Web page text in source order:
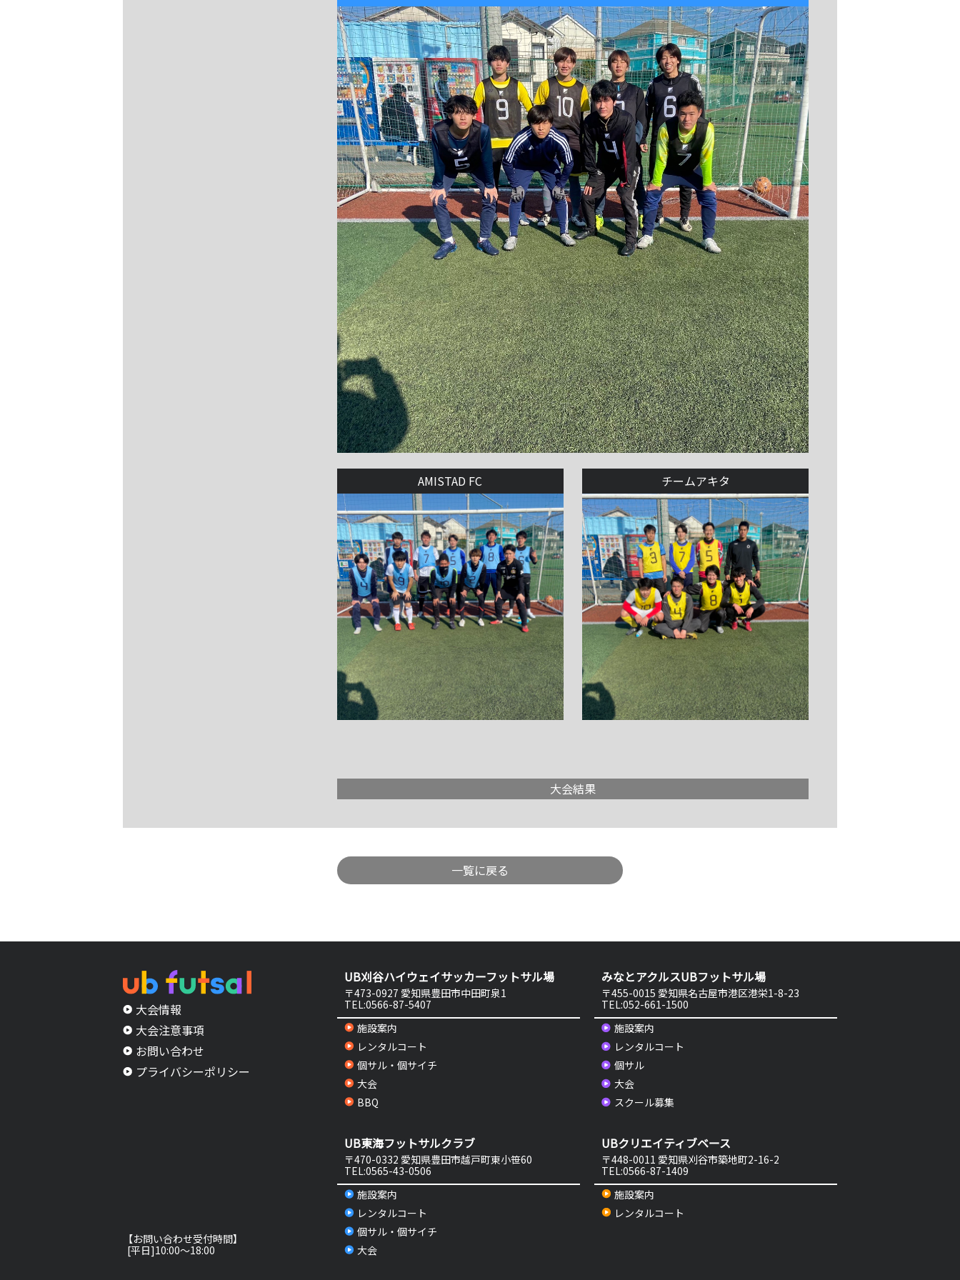
AMISTAD FC チームアキタ
大会結果
一覧に戻る
大会情報
大会注意事項
お問い合わせ
プライバシーポリシー
【お問い合わせ受付時間】
[平日]10:00〜18:00
UB刈谷ハイウェイサッカーフットサル場
〒473-0927 愛知県豊田市中田町泉1
TEL:0566-87-5407
施設案内
レンタルコート
個サル・個サイチ
大会
BBQ
みなとアクルスUBフットサル場
〒455-0015 愛知県名古屋市港区港栄1-8-23
TEL:052-661-1500
施設案内
レンタルコート
個サル
大会
スクール募集
UB東海フットサルクラブ
〒470-0332 愛知県豊田市越戸町東小笹60
TEL:0565-43-0506
施設案内
レンタルコート
個サル・個サイチ
大会
UBクリエイティブベース
〒448-0011 愛知県刈谷市築地町2-16-2
TEL:0566-87-1409
施設案内
レンタルコート